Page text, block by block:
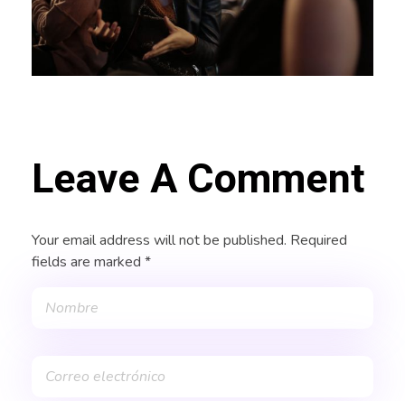
Leave A Comment
Your email address will not be published. Required
fields are marked *